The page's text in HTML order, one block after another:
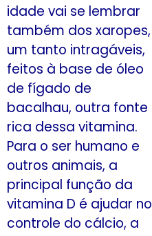
idade vai se lembrar
também dos xaropes,
um tanto intragáveis,
feitos à base de óleo
de fígado de
bacalhau, outra fonte
rica dessa vitamina.
Para o ser humano e
outros animais, a
principal função da
vitamina D é ajudar no
controle do cálcio, a